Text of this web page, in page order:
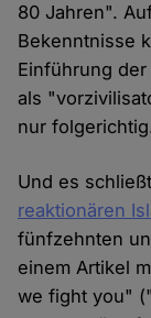
80 Jahren".
Bekenntnisse
Einführung
als
nur
Und es
reaktionären
fünfzehnten
einem Artikel
we fight you"